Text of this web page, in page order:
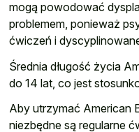
mogą powodować
problemem, ponieważ
ćwiczeń i
Średnia długość życia
do 14 lat, co jest
Aby utrzymać American
niezbędne są regularne